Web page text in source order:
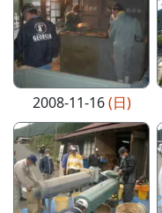
2008-11-16(日)